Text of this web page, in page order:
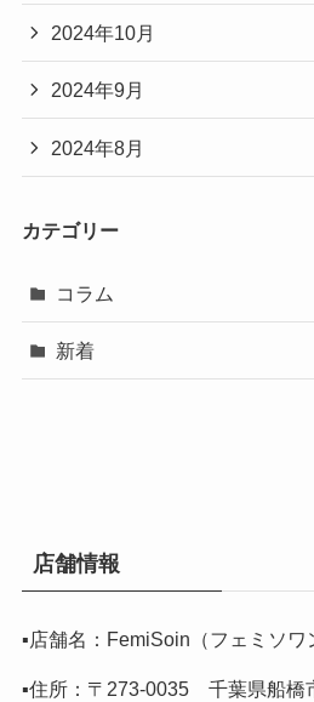
2024年10月
2024年9月
2024年8月
カテゴリー
コラム
新着
店舗情報
▪️店舗名：FemiSoin（フェミソワ
▪️住所：〒273-0035 千葉県船